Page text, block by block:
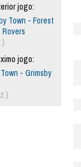
jogo:
Town - Forest
jogo:
- Grimsby